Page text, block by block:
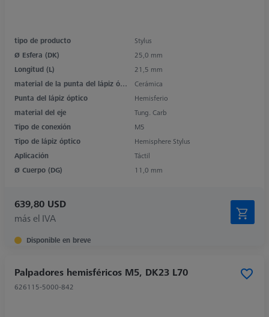
tipo de producto
Stylus
Ø Esfera (DK)
25,0 mm
Longitud (L)
21,5 mm
material de la punta del lápiz óptico
Cerámica
Punta del lápiz óptico
Hemisferio
material del eje
Tung. Carb
Tipo de conexión
M5
Tipo de lápiz óptico
Hemisphere Stylus
Aplicación
Táctil
Ø Cuerpo (DG)
11,0 mm
639,80 USD
más el IVA
Disponible en breve
Palpadores hemisféricos M5, DK23 L70
626115-5000-842